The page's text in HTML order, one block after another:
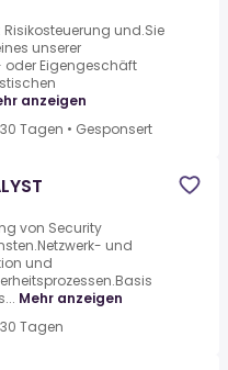
und.Sie
unserer
oder Eigengeschäft
anzeigen
Tagen • Gesponsert
von Security
und
und
Mehr anzeigen
Tagen